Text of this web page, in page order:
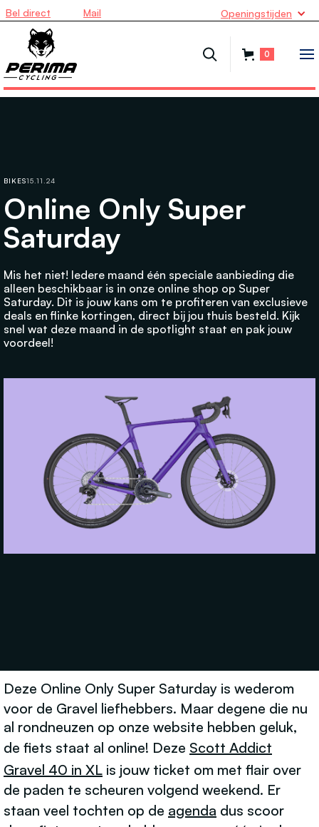
Bel direct Mail Openingstijden
0
BIKES15.11.24
Online Only Super
Saturday
Mis het niet! Iedere maand één speciale aanbieding die
alleen beschikbaar is in onze online shop op Super
Saturday. Dit is jouw kans om te profiteren van exclusieve
deals en flinke kortingen, direct bij jou thuis besteld. Kijk
snel wat deze maand in de spotlight staat en pak jouw
voordeel!
Deze Online Only Super Saturday is wederom
voor de Gravel liefhebbers. Maar degene die nu
al rondneuzen op onze website hebben geluk,
de fiets staat al online! Deze Scott Addict
Gravel 40 in XL is jouw ticket om met flair over
de paden te scheuren volgend weekend. Er
staan veel tochten op de agenda dus scoor